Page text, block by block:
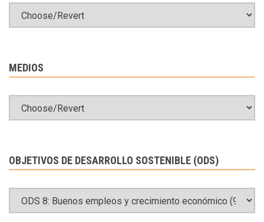
MEDIOS
OBJETIVOS DE DESARROLLO SOSTENIBLE (ODS)